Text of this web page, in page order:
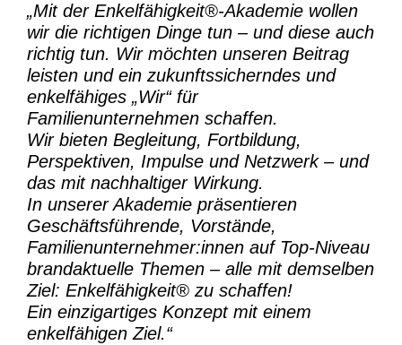
„Mit der Enkelfähigkeit®-Akademiewollen
wir die richtigen Dinge tun – und diese auch
richtig tun. Wir möchten unseren Beitrag
leisten und ein zukunftssicherndes und
enkelfähiges „Wir“ für
Familienunternehmen schaffen.
Wir bieten Begleitung, Fortbildung,
Perspektiven, Impulse und Netzwerk – und
das mit nachhaltiger Wirkung.
In unserer Akademie präsentieren
Geschäftsführende, Vorstände,
Familienunternehmer:innen auf Top-Niveau
brandaktuelle Themen – alle mit demselben
Ziel: Enkelfähigkeit® zu schaffen!
Ein einzigartiges Konzept mit einem
enkelfähigen Ziel.“